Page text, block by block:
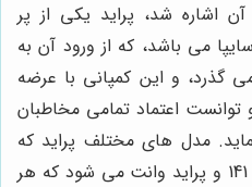
اشاره شد، پراید یکی از پر
می باشد، که از ورود آن به
گذرد، و این کمپانی با عرضه
اعتماد تمامی مخاطبان
مدل های مختلف پراید که
شامل انواع پراید 111، 131، 132، 141 و پراید وانت می شود که هر